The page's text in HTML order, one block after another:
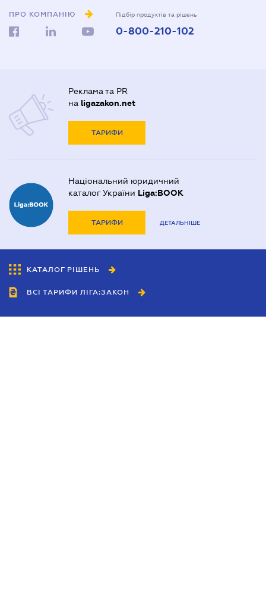
ПРО КОМПАНІЮ Підбір продуктів та рішень
0-800-210-102
Реклама та PR
на ligazakon.net
ТАРИФИ
Національний юридичний
каталог України Liga:BOOK
ТАРИФИ ДЕТАЛЬНІШЕ
КАТАЛОГ РІШЕНЬ
ВСІ ТАРИФИ ЛІГА:ЗАКОН